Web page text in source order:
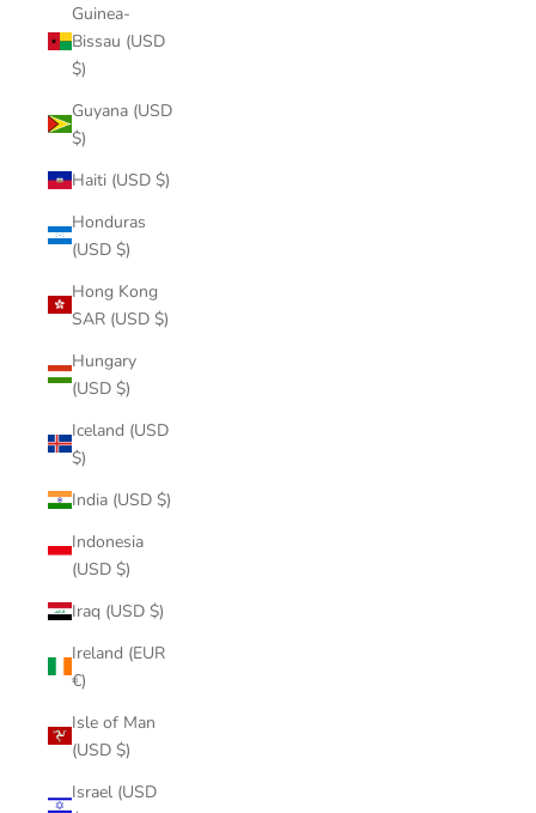
Guinea-
Bissau (USD
$)
Guyana (USD
$)
Haiti (USD $)
Honduras
(USD $)
Hong Kong
SAR (USD $)
Hungary
(USD $)
Iceland (USD
$)
India (USD $)
Indonesia
(USD $)
Iraq (USD $)
Ireland (EUR
€)
Isle of Man
(USD $)
Israel (USD